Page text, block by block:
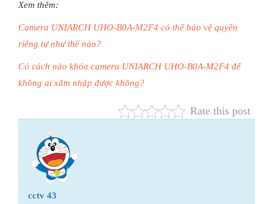
Xem thêm:
Camera UNIARCH UHO-B0A-M2F4 có thể bảo vệ quyền
riêng tư như thế nào?
Có cách nào khóa camera UNIARCH UHO-B0A-M2F4 để
không ai xâm nhập được không?
Rate this post
cctv 43